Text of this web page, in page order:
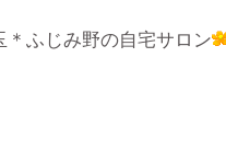
＊ふじみ野の自宅サロン